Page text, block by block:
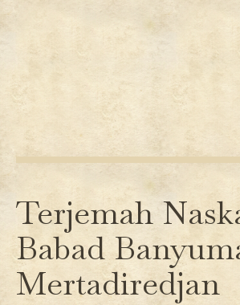
Terjemah
Babad
Mertadiredjan